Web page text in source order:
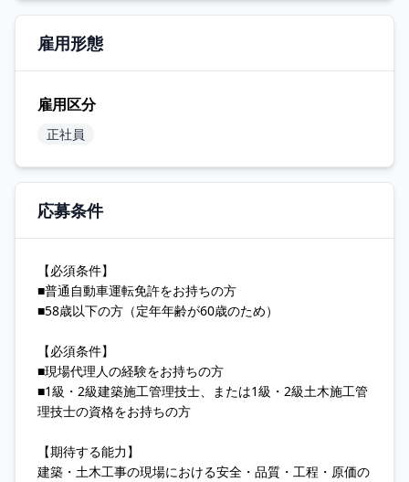
雇用形態
雇用区分
正社員
応募条件
【必須条件】
■普通自動車運転免許をお持ちの方
■58歳以下の方（定年年齢が60歳のため）
【必須条件】
■現場代理人の経験をお持ちの方
■1級・2級建築施工管理技士、または1級・2級土木施工管
理技士の資格をお持ちの方
【期待する能力】
建築・土木工事の現場における安全・品質・工程・原価の